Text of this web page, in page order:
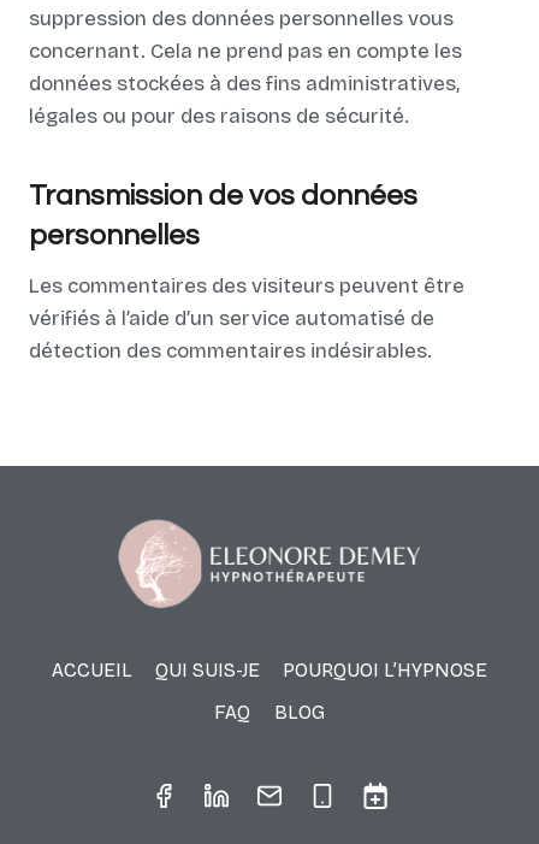
suppression des données personnelles vous
concernant. Cela ne prend pas en compte les
données stockées à des fins administratives,
légales ou pour des raisons de sécurité.
Transmission de vos données
personnelles
Les commentaires des visiteurs peuvent être
vérifiés à l’aide d’un service automatisé de
détection des commentaires indésirables.
ACCUEIL QUI SUIS-JE
POURQUOI L’HYPNOSE
FAQ
BLOG